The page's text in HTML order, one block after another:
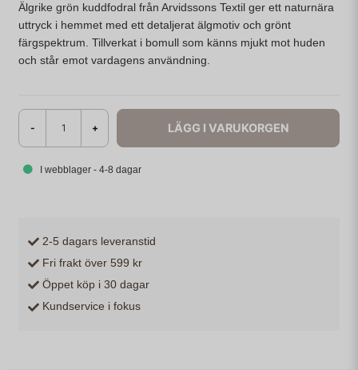
Älgrike grön kuddfodral från Arvidssons Textil ger ett naturnära
uttryck i hemmet med ett detaljerat älgmotiv och grönt
färgspektrum. Tillverkat i bomull som känns mjukt mot huden
och står emot vardagens användning.
- + LÄGG I VARUKORGEN
I webblager - 4-8 dagar
2-5 dagars leveranstid
Fri frakt över 599 kr
Öppet köp i 30 dagar
Kundservice i fokus